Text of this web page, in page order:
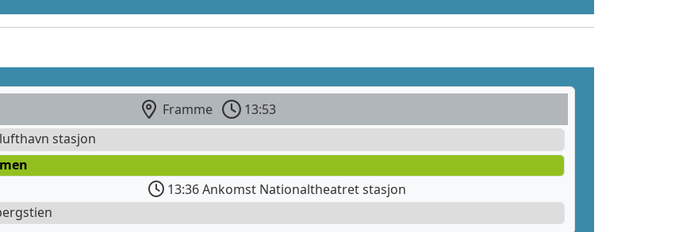
Framme
13:53
stasjon
13:36 Ankomst Nationaltheatret stasjon